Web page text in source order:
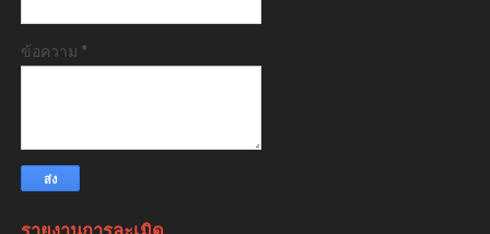
ข้อความ *